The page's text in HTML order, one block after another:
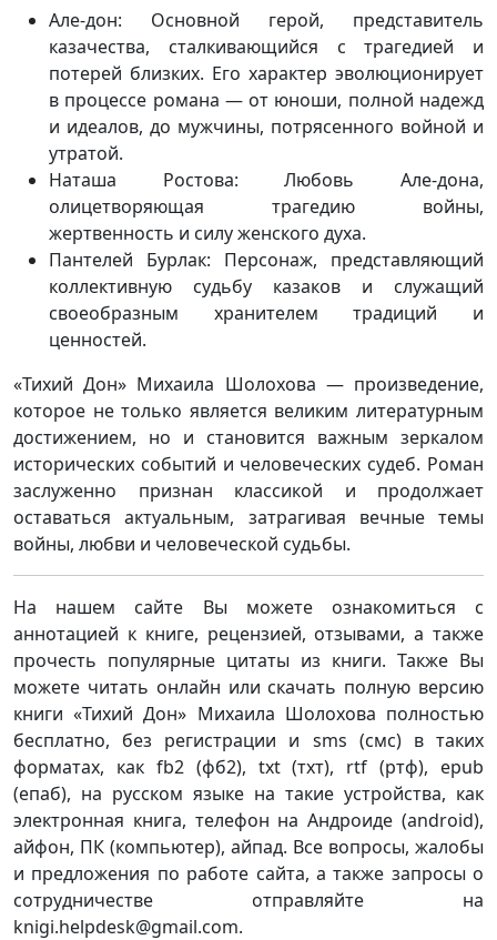
Але-дон: Основной герой, представитель
казачества, сталкивающийся с трагедией и
потерей близких. Его характер эволюционирует
в процессе романа — от юноши, полной надежд
и идеалов, до мужчины, потрясенного войной и
утратой.
Наташа Ростова: Любовь Але-дона,
олицетворяющая трагедию войны,
жертвенность и силу женского духа.
Пантелей Бурлак: Персонаж, представляющий
коллективную судьбу казаков и служащий
своеобразным хранителем традиций и
ценностей.
«Тихий Дон» Михаила Шолохова — произведение,
которое не только является великим литературным
достижением, но и становится важным зеркалом
исторических событий и человеческих судеб. Роман
заслуженно признан классикой и продолжает
оставаться актуальным, затрагивая вечные темы
войны, любви и человеческой судьбы.
На нашем сайте Вы можете ознакомиться с
аннотацией к книге, рецензией, отзывами, а также
прочесть популярные цитаты из книги. Также Вы
можете читать онлайн или скачать полную версию
книги «Тихий Дон» Михаила Шолохова полностью
бесплатно, без регистрации и sms (смс) в таких
форматах, как fb2 (фб2), txt (тхт), rtf (ртф), epub
(епаб), на русском языке на такие устройства, как
электронная книга, телефон на Андроиде (android),
айфон, ПК (компьютер), айпад. Все вопросы, жалобы
и предложения по работе сайта, а также запросы о
сотрудничестве отправляйте на
knigi.helpdesk@gmail.com.